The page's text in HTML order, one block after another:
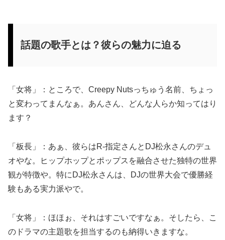
話題の歌手とは？彼らの魅力に迫る
「女将」：ところで、Creepy Nutsっちゅう名前、ちょっ
と変わってまんなぁ。あんさん、どんな人らか知ってはり
ます？
「板長」：あぁ、彼らはR-指定さんとDJ松永さんのデュ
オやな。ヒップホップとポップスを融合させた独特の世界
観が特徴や。特にDJ松永さんは、DJの世界大会で優勝経
験もある実力派やで。
「女将」：ほほぉ、それはすごいですなぁ。そしたら、こ
のドラマの主題歌を担当するのも納得いきますな。